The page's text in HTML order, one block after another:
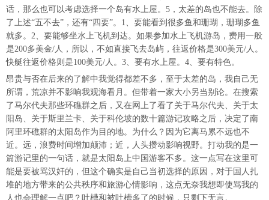
话，那么也可以考虑选择一个岛有水上屋。5，太差的岛也不能去。除
了上述“五不去”，还有“四要”。1、要能看到很多鱼和珊瑚，珊瑚多鱼
就多。2、要能够坐水上飞机到达。如果参加水上飞机游岛，费用一般
是200多美金/人，所以，不如直接飞去岛屿，往返价格是300美元/人。
快艇往返价格则是100美元/人。3、要有水上屋。4、要有特色。
昂贵与否在后来的了解中我觉得都差不多，至于太差的岛，我自己无
所谓，荒凉并不影响我观海看月。但带着一家大小另当别论。在搜索
了马尔代夫那些环礁群之后，又在网上了看了关于马尔代夫、关于太
阳岛、关于斯里兰卡、关于科伦坡的数十篇游记攻略之后，决定了南
阿里环礁群的太阳岛作为目的地。为什么？因为它离马累不远也不
近。远，浪费时间增加颠沛；近，人头攒动影响视野。打动我的是一
篇游记里的一句话，就是太阳岛上中国游客不多。这一点写在这里可
能是要被骂汉奸的，但这个确实是自己当初选择的原因，对于国人扎
堆的地方带来的公共秩序和旅游心情影响，这点无奈我想即使骂我的
人也会理解一点吧？吐槽和被吐槽多了的时候，只剩下无言。